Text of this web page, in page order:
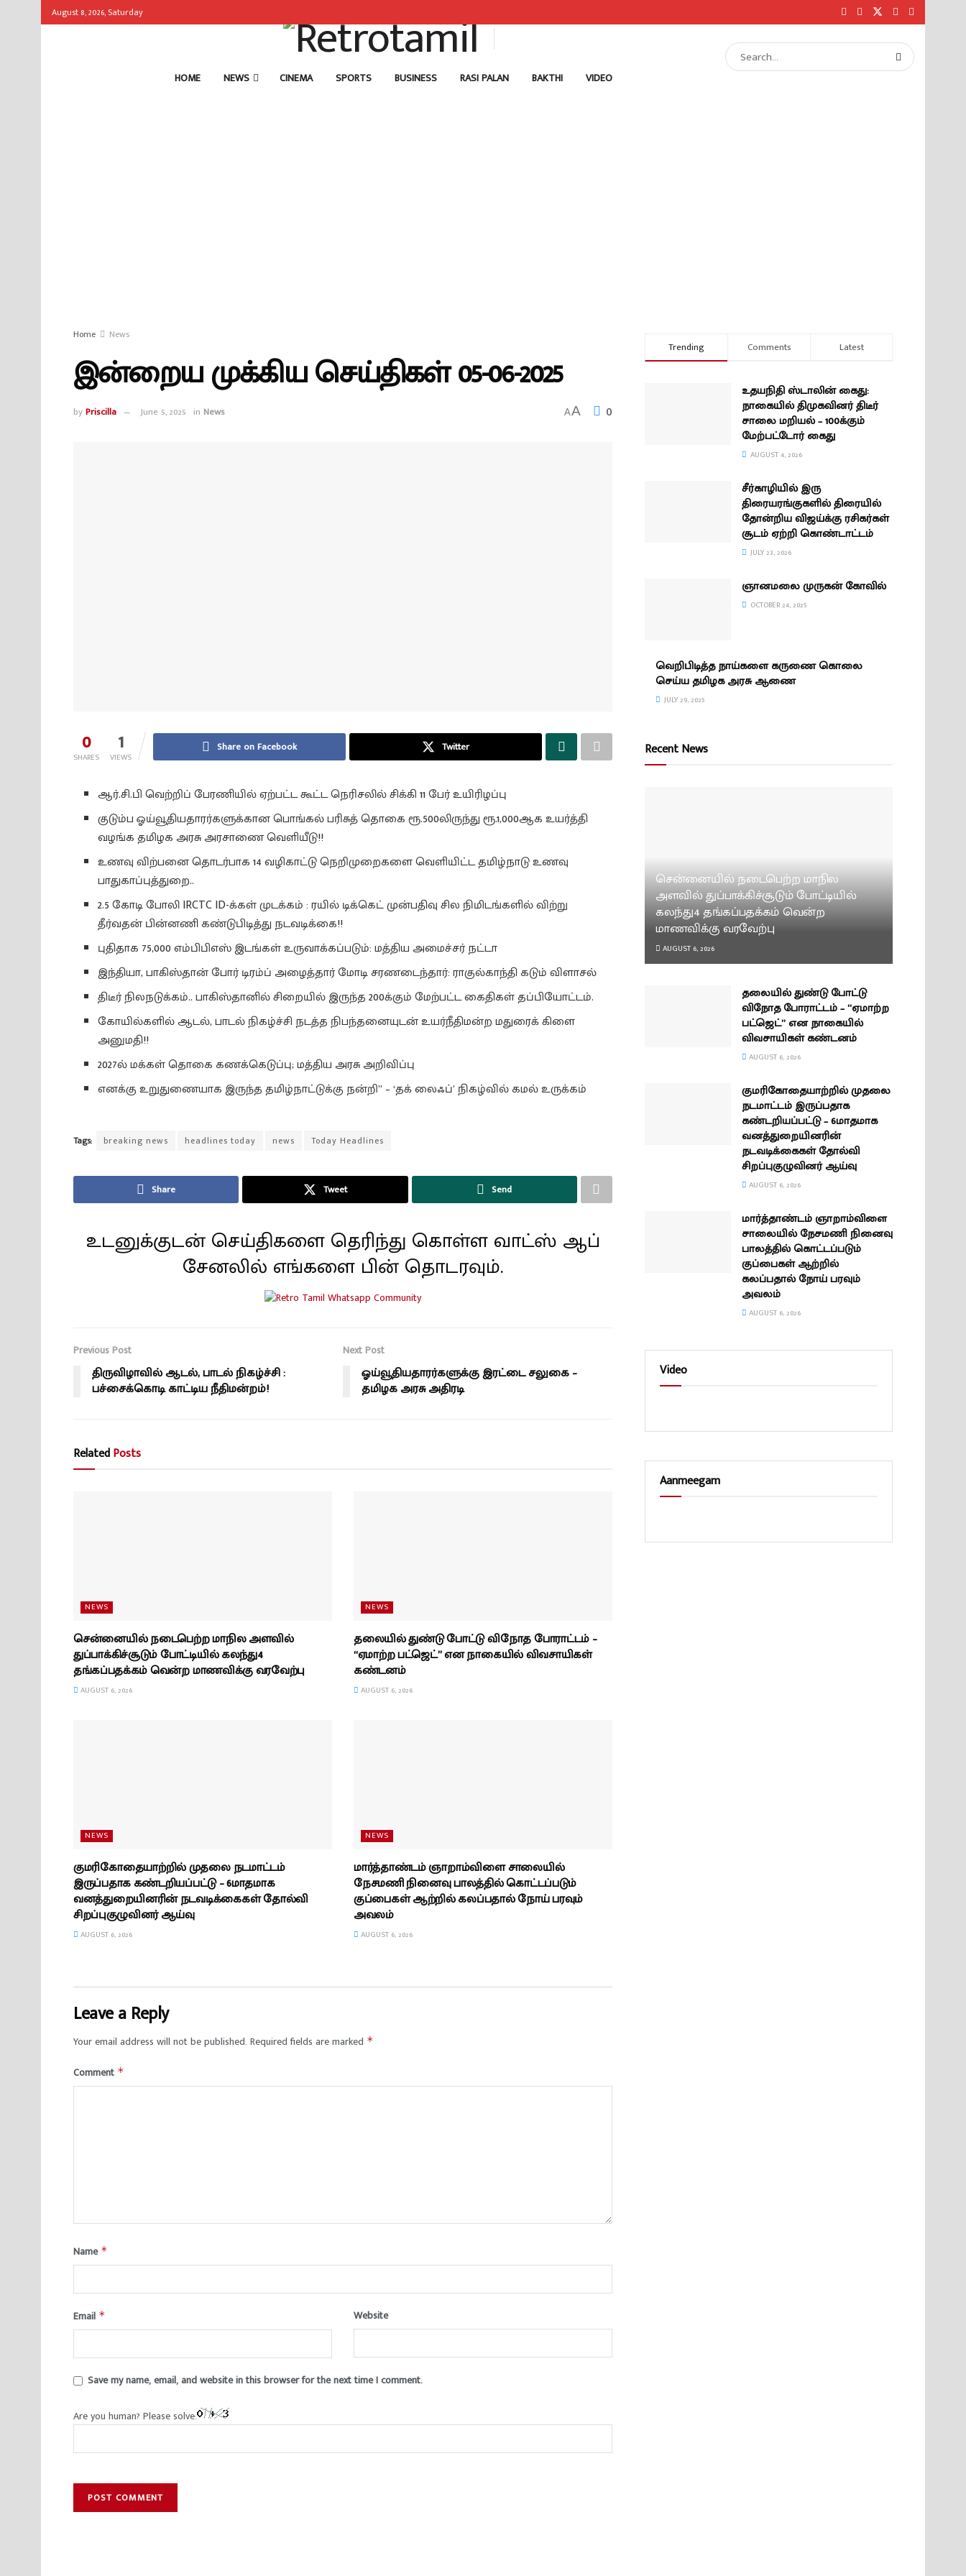
August 8, 2026, Saturday
HOME NEWS CINEMA SPORTS BUSINESS RASI PALAN BAKTHI VIDEO
Home News
இன்றைய முக்கிய செய்திகள் 05-06-2025
byPriscilla June 5, 2025 in News AA 0
0
SHARES 1
VIEWS
Share on Facebook Twitter
ஆர்.சி.பி வெற்றிப் பேரணியில் ஏற்பட்ட கூட்ட நெரிசலில் சிக்கி 11 பேர் உயிரிழப்பு
குடும்ப ஓய்வூதியதாரர்களுக்கான பொங்கல் பரிசுத் தொகை ரூ.500லிருந்து ரூ.1,000ஆக உயர்த்தி
வழங்க தமிழக அரசு அரசாணை வெளியீடு!!
உணவு விற்பனை தொடர்பாக 14 வழிகாட்டு நெறிமுறைகளை வெளியிட்ட தமிழ்நாடு உணவு
பாதுகாப்புத்துறை..
2.5 கோடி போலி IRCTC ID-க்கள் முடக்கம் : ரயில் டிக்கெட் முன்பதிவு சில நிமிடங்களில் விற்று
தீர்வதன் பின்னணி கண்டுபிடித்து நடவடிக்கை!!
புதிதாக 75,000 எம்பிபிஎஸ் இடங்கள் உருவாக்கப்படும்: மத்திய அமைச்சர் நட்டா
இந்தியா, பாகிஸ்தான் போர் டிரம்ப் அழைத்தார் மோடி சரணடைந்தார்: ராகுல்காந்தி கடும் விளாசல்
திடீர் நிலநடுக்கம்.. பாகிஸ்தானில் சிறையில் இருந்த 200க்கும் மேற்பட்ட கைதிகள் தப்பியோட்டம்.
கோயில்களில் ஆடல், பாடல் நிகழ்ச்சி நடத்த நிபந்தனையுடன் உயர்நீதிமன்ற மதுரைக் கிளை
அனுமதி!!
2027ல் மக்கள் தொகை கணக்கெடுப்பு; மத்திய அரசு அறிவிப்பு
எனக்கு உறுதுணையாக இருந்த தமிழ்நாட்டுக்கு நன்றி” – ‘தக் லைஃப்’ நிகழ்வில் கமல் உருக்கம்
Tags: breaking news headlines today news Today Headlines
Share Tweet Send
உடனுக்குடன் செய்திகளை தெரிந்து கொள்ள வாட்ஸ் ஆப்
சேனலில் எங்களை பின் தொடரவும்.
Previous Post
திருவிழாவில் ஆடல், பாடல் நிகழ்ச்சி :
பச்சைக்கொடி காட்டிய நீதிமன்றம்!
Next Post
ஓய்வூதியதாரர்களுக்கு இரட்டை சலுகை –
தமிழக அரசு அதிரடி
RelatedPosts
NEWS
சென்னையில் நடைபெற்ற மாநில அளவில்
துப்பாக்கிச்சூடும் போட்டியில் கலந்து4
தங்கப்பதக்கம் வென்ற மாணவிக்கு வரவேற்பு
AUGUST 6, 2026
NEWS
தலையில் துண்டு போட்டு விநோத போராட்டம் –
“ஏமாற்ற பட்ஜெட்” என நாகையில் விவசாயிகள்
கண்டனம்
AUGUST 6, 2026
NEWS
குமரிகோதையாற்றில் முதலை நடமாட்டம்
இருப்பதாக கண்டறியப்பட்டு – 6மாதமாக
வனத்துறையினரின் நடவடிக்கைகள் தோல்வி
சிறப்புகுழுவினர் ஆய்வு
AUGUST 6, 2026
NEWS
மார்த்தாண்டம் ஞாறாம்விளை சாலையில்
நேசமணி நினைவு பாலத்தில் கொட்டப்படும்
குப்பைகள் ஆற்றில் கலப்பதால் நோய் பரவும்
அவலம்
AUGUST 6, 2026
Leave a Reply
Your email address will not be published. Required fields are marked *
Comment *
Name *
Email * Website
Save my name, email, and website in this browser for the next time I comment.
Are you human? Please solve:
Trending Comments Latest
உதயநிதி ஸ்டாலின் கைது:
நாகையில் திமுகவினர் திடீர்
சாலை மறியல் – 100க்கும்
மேற்பட்டோர் கைது
AUGUST 4, 2026
சீர்காழியில் இரு
திரையரங்குகளில் திரையில்
தோன்றிய விஜய்க்கு ரசிகர்கள்
சூடம் ஏற்றி கொண்டாட்டம்
JULY 23, 2026
ஞானமலை முருகன் கோவில்
OCTOBER 24, 2025
வெறிபிடித்த நாய்களை கருணை கொலை
செய்ய தமிழக அரசு ஆணை
JULY 29, 2025
Recent News
சென்னையில் நடைபெற்ற மாநில
அளவில் துப்பாக்கிச்சூடும் போட்டியில்
கலந்து4 தங்கப்பதக்கம் வென்ற
மாணவிக்கு வரவேற்பு
AUGUST 6, 2026
தலையில் துண்டு போட்டு
விநோத போராட்டம் – “ஏமாற்ற
பட்ஜெட்” என நாகையில்
விவசாயிகள் கண்டனம்
AUGUST 6, 2026
குமரிகோதையாற்றில் முதலை
நடமாட்டம் இருப்பதாக
கண்டறியப்பட்டு – 6மாதமாக
வனத்துறையினரின்
நடவடிக்கைகள் தோல்வி
சிறப்புகுழுவினர் ஆய்வு
AUGUST 6, 2026
மார்த்தாண்டம் ஞாறாம்விளை
சாலையில் நேசமணி நினைவு
பாலத்தில் கொட்டப்படும்
குப்பைகள் ஆற்றில்
கலப்பதால் நோய் பரவும்
அவலம்
AUGUST 6, 2026
Video
Aanmeegam